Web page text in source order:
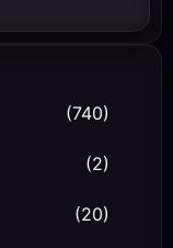
(740)
(2)
(20)